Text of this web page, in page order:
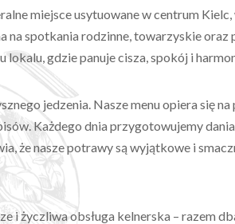
miejsce usytuowane w centrum
na spotkania rodzinne, towarzyskie
lokalu, gdzie panuje cisza, spokój i
jedzenia. Nasze menu opiera się
Każdego dnia przygotowujemy
że nasze potrawy są wyjątkowe i
i życzliwa obsługa kelnerska – razem